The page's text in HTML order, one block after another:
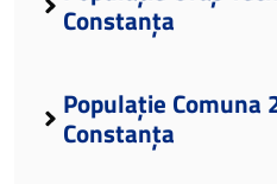
Constanța
Populație Comuna
Constanța